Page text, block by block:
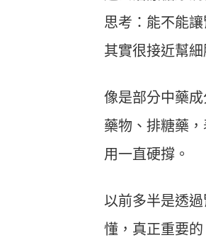
思考：能不能
其實很接近幫細
像是部分中藥
藥物、排糖藥
用一直硬撐。
以前多半是透
懂，真正重要